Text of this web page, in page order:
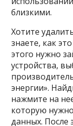
близкими.
Хотите
знаете, как
этого нужно
устройства,
энергии».
нажмите на
которую
данных. После